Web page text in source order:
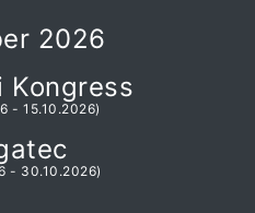
2026
Kongress
- 15.10.2026)
- 30.10.2026)